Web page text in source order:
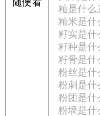
随便看
籼是什么
籼米是什
籽实是什
籽种是什
籽骨是什
粉丝是什
粉刺是什
粉团是什
粉墙是什